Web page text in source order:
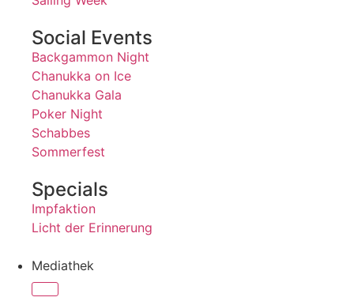
Social Events
Backgammon Night
Chanukka on Ice
Chanukka Gala
Poker Night
Schabbes
Sommerfest
Specials
Impfaktion
Licht der Erinnerung
Mediathek